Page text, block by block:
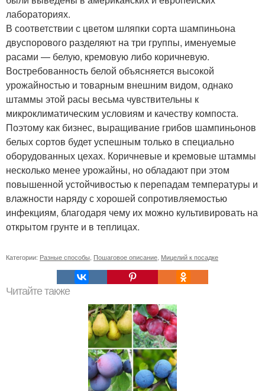
лабораториях.
В соответствии с цветом шляпки сорта шампиньона
двуспорового разделяют на три группы, именуемые
расами — белую, кремовую либо коричневую.
Востребованность белой объясняется высокой
урожайностью и товарным внешним видом, однако
штаммы этой расы весьма чувствительны к
микроклиматическим условиям и качеству компоста.
Поэтому как бизнес, выращивание грибов шампиньонов
белых сортов будет успешным только в специально
оборудованных цехах. Коричневые и кремовые штаммы
несколько менее урожайны, но обладают при этом
повышенной устойчивостью к перепадам температуры и
влажности наряду с хорошей сопротивляемостью
инфекциям, благодаря чему их можно культивировать на
открытом грунте и в теплицах.
Категории: Разные способы Пошаговое описание Мицелий к посадке
Читайте также